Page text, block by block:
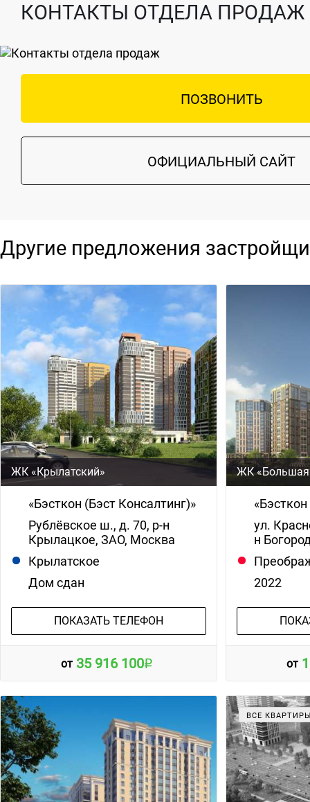
КОНТАКТЫ ОТДЕЛА ПРОДАЖ
ПОЗВОНИТЬ
ОФИЦИАЛЬНЫЙ САЙТ
Другие предложения
ЖК «Крылатский»
«Бэсткон (Бэст Консалтинг)»
Рублёвское ш., д. 70, р-н
Крылацкое, ЗАО, Москва
Крылатское
Дом сдан
ПОКАЗАТЬ ТЕЛЕФОН
от 35 916 100
ЖК «Большая
ул.
н
2022
от
ВСЕ